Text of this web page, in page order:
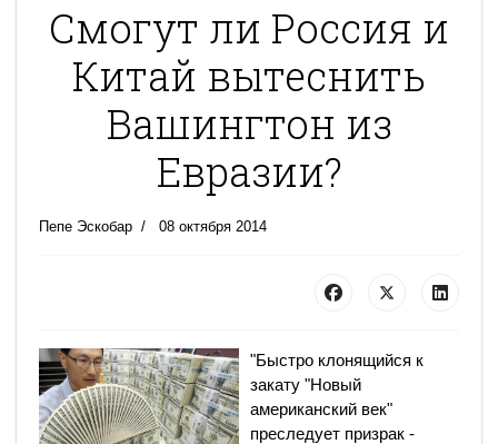
Смогут ли Россия и
Китай вытеснить
Вашингтон из
Евразии?
Пепе Эскобар 08 октября 2014
"Быстро клонящийся к
закату "Новый
американский век"
преследует призрак -